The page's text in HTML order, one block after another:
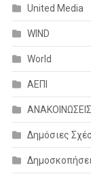
United Media
WIND
World
ΑΕΠΙ
ΑΝΑΚΟΙΝΩΣΕΙΣ
Δημόσιες